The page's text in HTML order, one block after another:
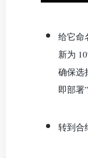
给它命
新为
确保选
即部署
转到合